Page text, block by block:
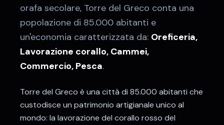
orafa secolare, Torre del Greco conta una
popolazione di 85.000 abitanti e
un'economia caratterizzata da: Oreficeria,
Lavorazione corallo, Cammei,
Commercio, Pesca.
Torre del Greco è una città di 85.000 abitanti che
custodisce un patrimonio artigianale unico al
mondo: la lavorazione del corallo rosso del